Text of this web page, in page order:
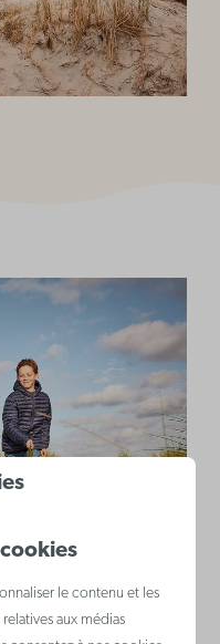
le contenu et les
aux médias